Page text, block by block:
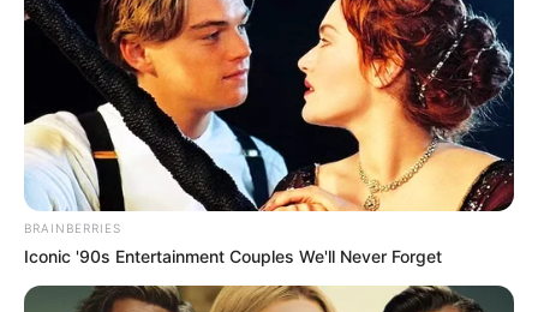
วันนี้ดวงชะตาโดดเด่นในด้านการเงิน ใครค้าขาย
หรือทำงานส่วนตัวจะมีเงินเข้ามามาก ลูกค้าเยอะ
บางท่านได้เงินมาจากทางใดทางหนึ่ง ถือได้ว่ารายรับ
มากกว่ารายจ่าย แต่สำหรับสุขภาพท่านต้องระวังโรค
ระบาด งดเดินตลาดสด
คนวันเสาร์
ไพ่ประจำวันของท่าน คือ ไพ่เคราะห์กรรม
BRAINBERRIES
Iconic '90s Entertainment Couples We'll Never Forget